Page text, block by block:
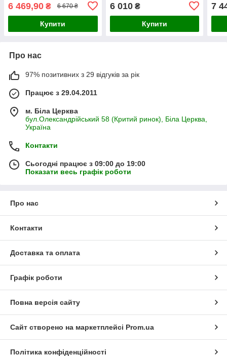
6 469,90 ₴ 6 670 ₴
Купити
6 010₴
Купити
7
Про нас
97% позитивних з 29 відгуків за рік
Працює з 29.04.2011
м. Біла Церква
бул.Олександрійський 58 (Критий ринок), Біла Церква,
Україна
Контакти
Сьогодні працює з 09:00 до 19:00
Показати весь графік роботи
Про нас
Контакти
Доставка та оплата
Графік роботи
Повна версія сайту
Сайт створено на маркетплейсі Prom.ua
Політика конфіденційності